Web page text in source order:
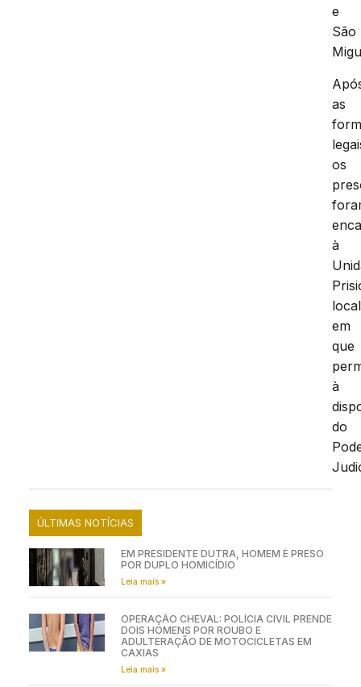
e
São
as
os
à
local
em
que
à
do
ÚLTIMAS NOTÍCIAS
EM PRESIDENTE DUTRA, HOMEM É PRESO
POR DUPLO HOMICÍDIO
Leia mais »
OPERAÇÃO CHEVAL: POLÍCIA CIVIL PRENDE
DOIS HOMENS POR ROUBO E
ADULTERAÇÃO DE MOTOCICLETAS EM
CAXIAS
Leia mais »